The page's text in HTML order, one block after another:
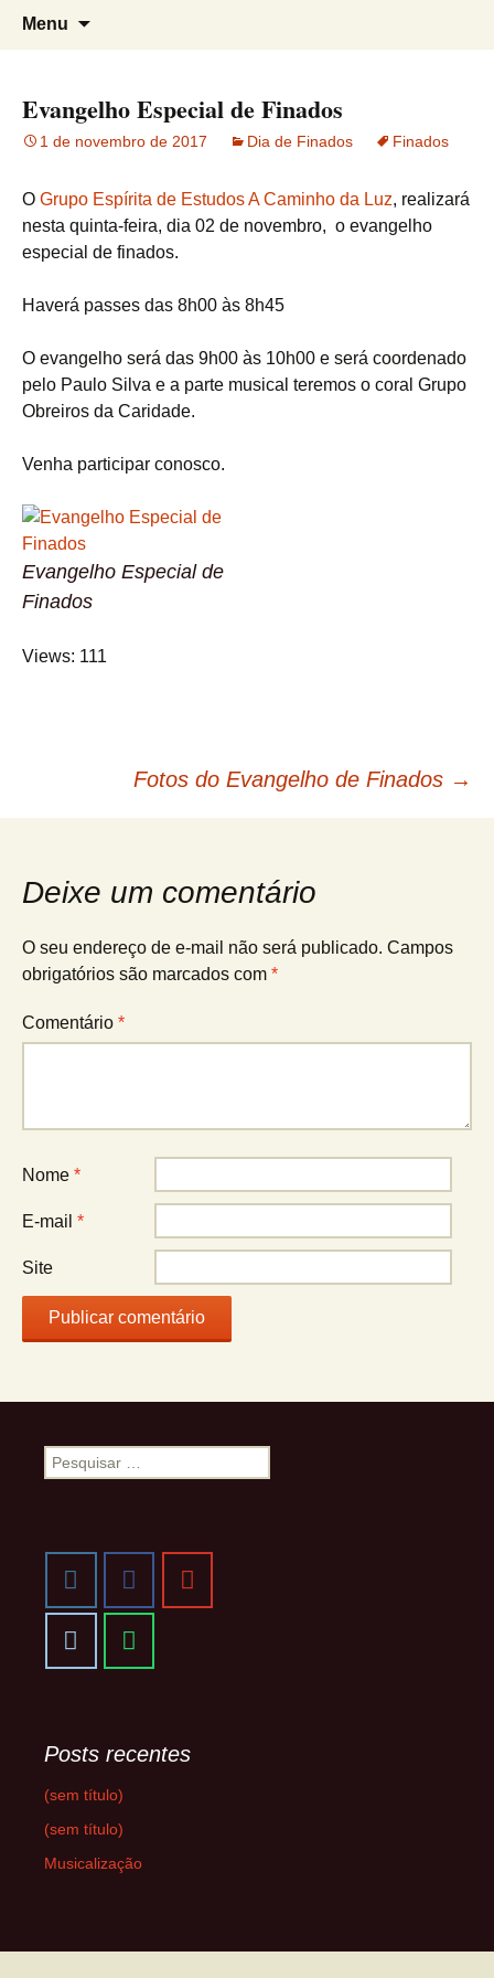
G.E.E. A Caminho da Luz
Grupo Espírita de Estudos A Caminho
da Luz
Menu
Evangelho Especial de Finados
1 de novembro de 2017 Dia de Finados Finados
O Grupo Espírita de Estudos A Caminho da Luz, realizará
nesta quinta-feira, dia 02 de novembro, o evangelho
especial de finados.
Haverá passes das 8h00 às 8h45
O evangelho será das 9h00 às 10h00 e será coor­de­nado
pelo Paulo Silva e a parte musical teremos o coral Grupo
Obreiros da Caridade.
Venha parti­cipar conosco.
Evangelho Especial de
Finados
Views: 111
Navegação
de
posts
Fotos do Evangelho de Finados →
Deixe um comentário
O seu endereço de e-mail não será publicado. Campos
obrigatórios são marcados com *
Comentário *
Nome *
E-mail *
Site
Pesquisar
por:
Posts recentes
(sem título)
(sem título)
Musicalização